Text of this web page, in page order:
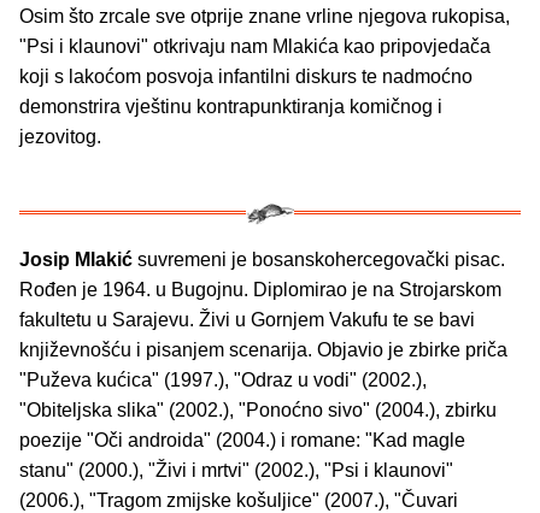
Osim što zrcale sve otprije znane vrline njegova rukopisa,
"Psi i klaunovi" otkrivaju nam Mlakića kao pripovjedača
koji s lakoćom posvoja infantilni diskurs te nadmoćno
demonstrira vještinu kontrapunktiranja komičnog i
jezovitog.
Josip Mlakić suvremeni je bosanskohercegovački pisac.
Rođen je 1964. u Bugojnu. Diplomirao je na Strojarskom
fakultetu u Sarajevu. Živi u Gornjem Vakufu te se bavi
književnošću i pisanjem scenarija. Objavio je zbirke priča
"Puževa kućica" (1997.), "Odraz u vodi" (2002.),
"Obiteljska slika" (2002.), "Ponoćno sivo" (2004.), zbirku
poezije "Oči androida" (2004.) i romane: "Kad magle
stanu" (2000.), "Živi i mrtvi" (2002.), "Psi i klaunovi"
(2006.), "Tragom zmijske košuljice" (2007.), "Čuvari